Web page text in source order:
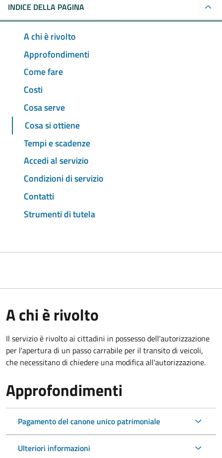
INDICE DELLA PAGINA
A chi è rivolto
Approfondimenti
Come fare
Costi
Cosa serve
Cosa si ottiene
Tempi e scadenze
Accedi al servizio
Condizioni di servizio
Contatti
Strumenti di tutela
A chi è rivolto
Il servizio è rivolto ai cittadini in possesso dell'autorizzazione
per l'apertura di un passo carrabile per il transito di veicoli,
che necessitano di chiedere una modifica all'autorizzazione.
Approfondimenti
Pagamento del canone unico patrimoniale
Ulteriori informazioni